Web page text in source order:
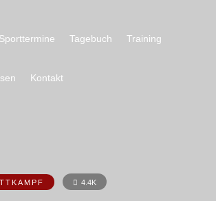
Sporttermine Tagebuch Training
Kontakt
4.4K